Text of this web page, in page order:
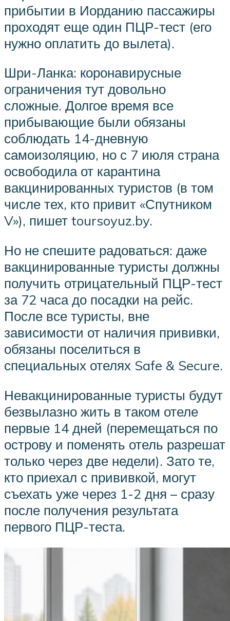
прибытии в Иорданию пассажиры
проходят еще один ПЦР-тест (его
нужно оплатить до вылета).
Шри-Ланка: коронавирусные
ограничения тут довольно
сложные. Долгое время все
прибывающие были обязаны
соблюдать 14-дневную
самоизоляцию, но с 7 июля страна
освободила от карантина
вакцинированных туристов (в том
числе тех, кто привит «Спутником
V»), пишет toursoyuz.by.
Но не спешите радоваться: даже
вакцинированные туристы должны
получить отрицательный ПЦР-тест
за 72 часа до посадки на рейс.
После все туристы, вне
зависимости от наличия прививки,
обязаны поселиться в
специальных отелях Safe & Secure.
Невакцинированные туристы будут
безвылазно жить в таком отеле
первые 14 дней (перемещаться по
острову и поменять отель разрешат
только через две недели). Зато те,
кто приехал с прививкой, могут
съехать уже через 1-2 дня – сразу
после получения результата
первого ПЦР-теста.